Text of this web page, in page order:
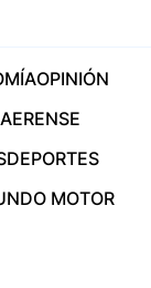
OPINIÓN
DEPORTES
MOTOR